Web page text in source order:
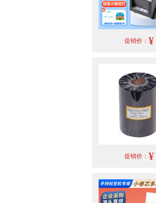
促销价： ¥
促销价： ¥